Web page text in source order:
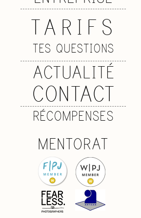
TARIFS
TES QUESTIONS
ACTUALITÉ
CONTACT
RÉCOMPENSES
MENTORAT